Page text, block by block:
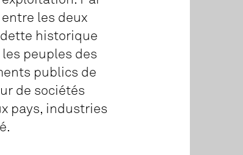
les deux
dette historique
peuples des
publics de
de sociétés
pays, industries